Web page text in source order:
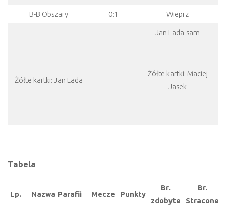
B-B Obszary 0:1 Wieprz
Żółte kartki: Jan Lada
Jan Lada-sam
Żółte kartki: Maciej
Jasek
Tabela
Lp. Nazwa Parafii Mecze Punkty
Br.
zdobyte
Br.
Stracone